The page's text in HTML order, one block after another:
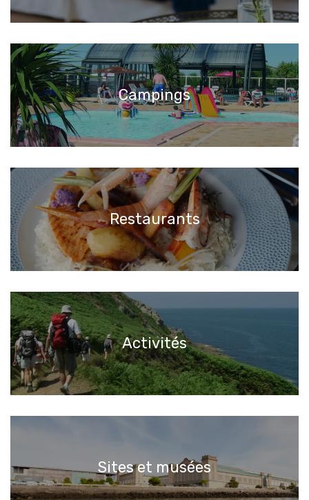
Campings
Restaurants
Activités
Sites et musées